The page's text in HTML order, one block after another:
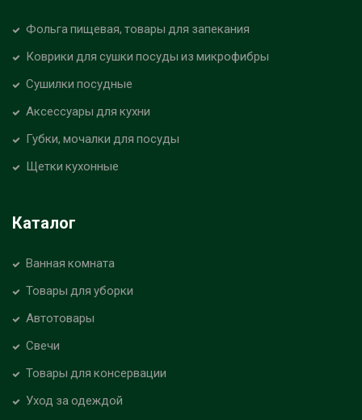
Фольга пищевая, товары для запекания
Коврики для сушки посуды из микрофибры
Сушилки посудные
Аксессуары для кухни
Губки, мочалки для посуды
Щетки кухонные
Каталог
Ванная комната
Товары для уборки
Автотовары
Свечи
Товары для консервации
Уход за одеждой